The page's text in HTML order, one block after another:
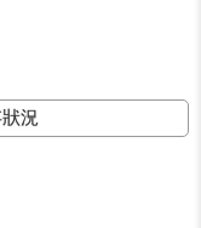
況